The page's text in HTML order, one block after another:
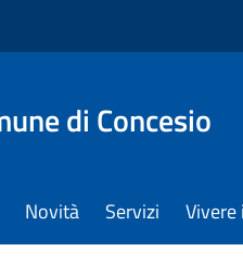
di Concesio
Novità Servizi Vivere